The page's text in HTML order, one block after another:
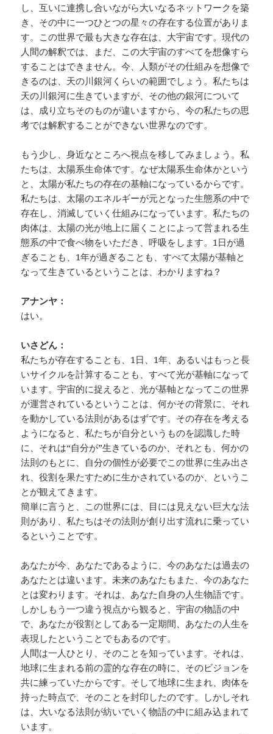
し、互いに連携し合いながら大いなるネットワークを築
き、その中に一つひとつの星々の存在する位置がありま
す。この世界で最も大きな存在は、大宇宙です。現代の
人間の解釈では、まだ、この大宇宙のすべてを想像すら
することはできません。今、人類がその仕組みを想像で
きるのは、天の川銀河くらいの範囲でしょう。私たちは
天の川銀河に生きていますが、その他の銀河について
は、成り立ちそのものが違いますから、今の私たちの思
考では解釈することができない世界なのです。
もう少し、身近なところへ視点を移してみましょう。私
たちは、太陽系生命体です。なぜ太陽系生命体かという
と、太陽が私たちの存在の基軸になっているからです。
私たちは、太陽のエネルギーが元となった生態系の中で
存在し、消滅していく仕組みになっています。私たちの
肉体は、太陽の光が地上に届くことによって営まれる生
態系の中で食べ物をいただき、呼吸をします。1日が過
ぎることも、1年が過ぎることも、すべて太陽が基軸と
なって生きているということは、わかりますね？
アナンヤ：
はい。
いさどん：
私たちが存在することも、1日、1年、あるいはもっと長
いサイクルを計算することも、すべて光が基軸になって
います。宇宙的に捉えると、光が基軸となってこの世界
が運営されているということは、何かその背景に、それ
を動かしている法則があるはずです。その存在を考える
ようになると、私たちが自分というものを認識した時
に、それは“自分が”生きているのか、それとも、何かの
法則のもとに、自分の個性が必要でこの世界に生み出さ
れ、役割を果たすために生かされているのか、というこ
とが観えてきます。
簡単に言うと、この世界には、目には見えない巨大な法
則があり、私たちはその法則が創り出す流れに乗ってい
るということです。
あなたが今、あなたであるように、今のあなたは過去の
あなたとは違います。未来のあなたもまた、今のあなた
とは変わります。それは、あなた自身の人生物語です。
しかしもう一つ違う視点から観ると、宇宙の物語の中
で、あなたが役割としてある一定期間、あなたの人生を
表現したということでもあるのです。
人間は一人ひとり、そのことを知っています。それは、
地球に生まれる前の霊的な存在の時に、そのビジョンを
共に練っていたからです。そして地球に生まれ、肉体を
持った時点で、そのことを封印したのです。しかしそれ
は、大いなる法則が紡いでいく物語の中に組み込まれて
います。